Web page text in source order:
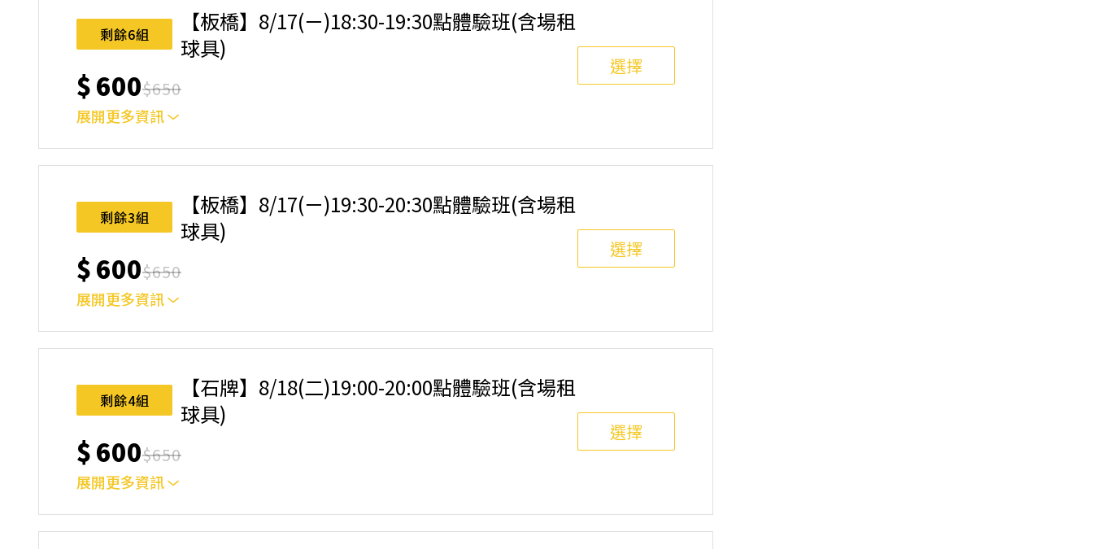
完成後，如因天候因素無法上課，僅提供課程延期選項，恕不退費，請參閱【報名與課程異動規則】。報
名後視為您已同意上述規則。
剩餘6組
【板橋】8/17(ㄧ)18:30-19:30點體驗班(含場租
球具)
$600$650
展開更多資訊
選擇
｜單人報名方案說明｜ 本體驗課程採4人開班，8人滿班制。歡迎邀請親友一同報名參加，享受團體運動
完成後，如因天候因素無法上課，僅提供課程延期選項，恕不退費，請參閱【報名與課程異動規則】。報
名後視為您已同意上述規則。
剩餘3組
【板橋】8/17(ㄧ)19:30-20:30點體驗班(含場租
球具)
$600$650
展開更多資訊
選擇
｜單人報名方案說明｜ 本體驗課程採4人開班，8人滿班制。歡迎邀請親友一同報名參加，享受團體運動
完成後，如因天候因素無法上課，僅提供課程延期選項，恕不退費，請參閱【報名與課程異動規則】。報
名後視為您已同意上述規則。
剩餘4組
【石牌】8/18(二)19:00-20:00點體驗班(含場租
球具)
$600$650
展開更多資訊
選擇
｜單人報名方案說明｜ 本體驗課程採4人開班，8人滿班制。歡迎邀請親友一同報名參加，享受團體運動